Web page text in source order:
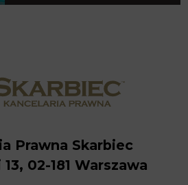
Prawna Skarbiec
02-181 Warszawa